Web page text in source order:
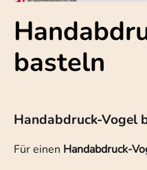
basteln
Handabdruck-Vogel
Für einen Handabdruck-